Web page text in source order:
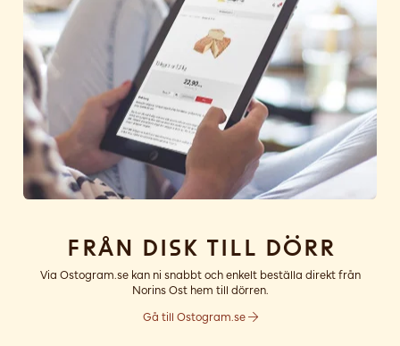
Från disk till dörr
Via Ostogram.se kan ni snabbt och enkelt beställa direkt från
Norins Ost hem till dörren.
Gå till Ostogram.se